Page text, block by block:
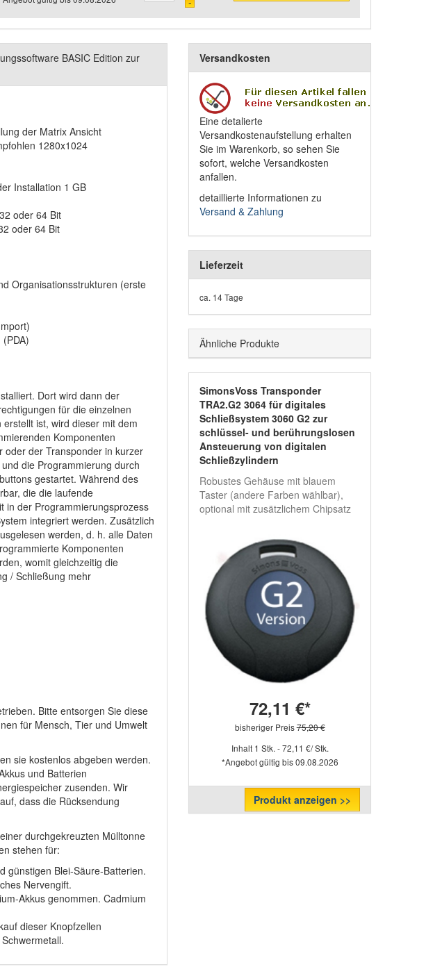
BASIC Edition zur
der Matrix Ansicht
1280x1024
Installation 1 GB
oder 64 Bit
oder 64 Bit
Organisationsstrukturen (erste
Dort wird dann der
für die einzelnen
ist, wird dieser mit dem
Komponenten
oder der Transponder in kurzer
die Programmierung durch
gestartet. Während des
die die laufende
in der Programmierungsprozess
integriert werden. Zusätzlich
werden, d. h. alle Daten
Komponenten
womit gleichzeitig die
/ Schließung mehr
Bitte entsorgen Sie diese
für Mensch, Tier und Umwelt
sie kostenlos abgeben werden.
und Batterien
zusenden. Wir
dass die Rücksendung
durchgekreuzten Mülltonne
stehen für:
günstigen Blei-Säure-Batterien.
Nervengift.
Akkus genommen. Cadmium
dieser Knopfzellen
Versandkosten
Eine detalierte
Versandkostenaufstellung erhalten
Sie im Warenkorb, so sehen Sie
sofort, welche Versandkosten
anfallen.
detaillierte Informationen zu
Versand & Zahlung
Lieferzeit
ca. 14 Tage
Ähnliche Produkte
SimonsVoss Transponder
TRA2.G2 3064 für digitales
Schließsystem 3060 G2 zur
schlüssel- und berührungslosen
Ansteuerung von digitalen
Schließzylindern
Robustes Gehäuse mit blauem
Taster (andere Farben wählbar),
optional mit zusätzlichem Chipsatz
72,11 €*
bisheriger Preis75,20 €
Inhalt 1 Stk. - 72,11 €/ Stk.
*Angebot gültig bis 09.08.2026
Produkt anzeigen >>